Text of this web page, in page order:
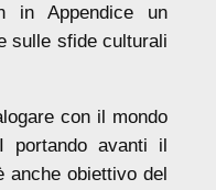
in Appendice un
sulle sfide culturali
con il mondo
portando avanti il
anche obiettivo del